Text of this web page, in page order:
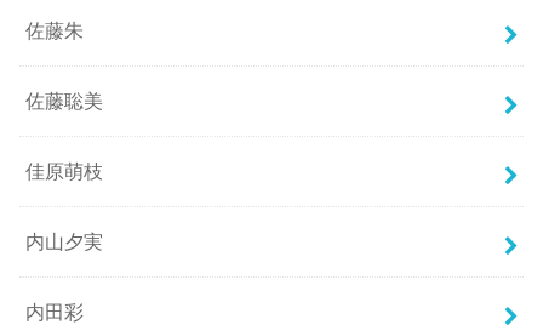
佐藤朱
佐藤聡美
佳原萌枝
内山夕実
内田彩